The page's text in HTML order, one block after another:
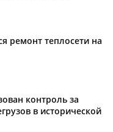
ремонт теплосети на
контроль за
в исторической